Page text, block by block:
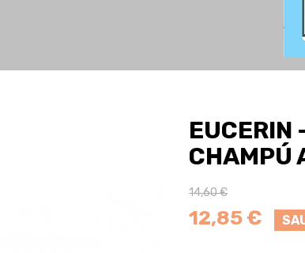
EUCERIN
CHAMPÚ
14,60 €
12,85 €